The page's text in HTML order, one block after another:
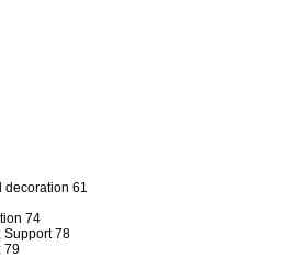
decoration 61
74
Support 78
79